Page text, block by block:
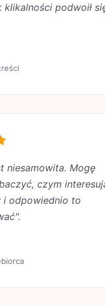
klikalności podwoił
niesamowita. Mogę
czym
odpowiednio to